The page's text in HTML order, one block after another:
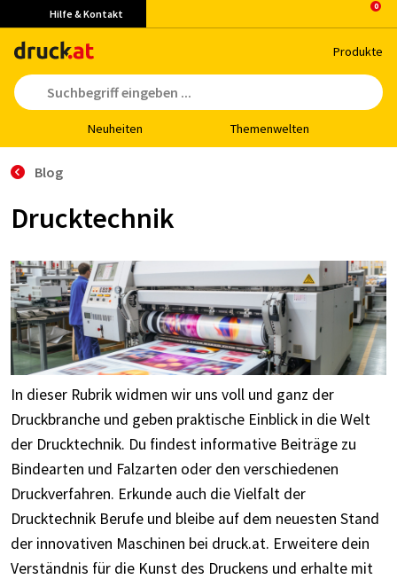
Hilfe & Kontakt
Pro­duk­te
Neu­hei­ten The­men­wel­ten
Blog
Drucktechnik
In dieser Rubrik widmen wir uns voll und ganz der
Druckbranche und geben praktische Einblick in die Welt
der Drucktechnik. Du findest informative Beiträge zu
Bindearten und Falzarten oder den verschiedenen
Druckverfahren. Erkunde auch die Vielfalt der
Drucktechnik Berufe und bleibe auf dem neuesten Stand
der innovativen Maschinen bei druck.at. Erweitere dein
Verständnis für die Kunst des Druckens und erhalte mit